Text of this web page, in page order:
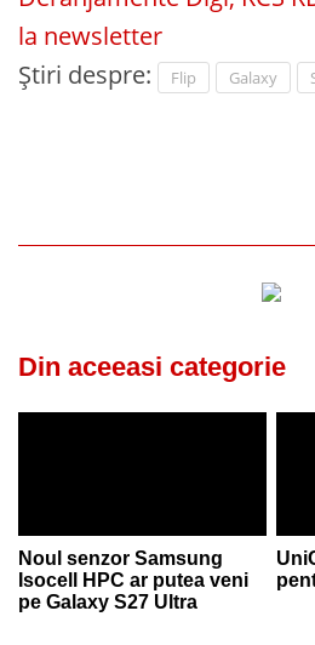
la newsletter
Știri despre:
Flip Galaxy
Din aceeasi categorie
Noul senzor Samsung
Isocell HPC ar putea veni
pe Galaxy S27 Ultra